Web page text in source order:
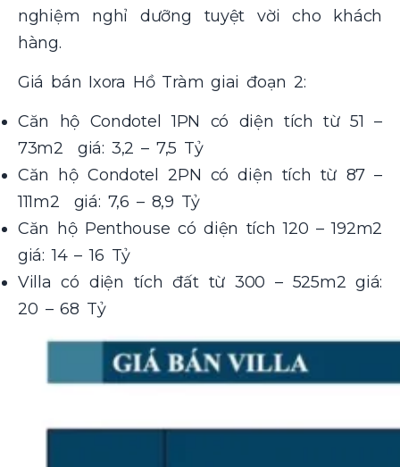
nghiệm nghỉ dưỡng tuyệt vời cho khách
hàng.
Giá bán Ixora Hồ Tràm giai đoạn 2:
Căn hộ Condotel 1PN có diện tích từ 51 –
73m2 giá: 3,2 – 7,5 Tỷ
Căn hộ Condotel 2PN có diện tích từ 87 –
111m2 giá: 7,6 – 8,9 Tỷ
Căn hộ Penthouse có diện tích 120 – 192m2
giá: 14 – 16 Tỷ
Villa có diện tích đất từ 300 – 525m2 giá:
20 – 68 Tỷ